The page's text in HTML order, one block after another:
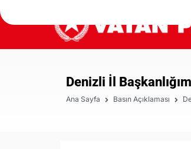
Denizli İl
Ana Sayfa Basın Açıklaması